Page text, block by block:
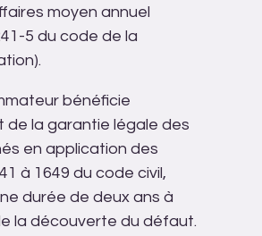
moyen annuel
5 du code de la
bénéficie
de la garantie légale des
en application des
à 1649 du code civil,
durée de deux ans à
la découverte du défaut.